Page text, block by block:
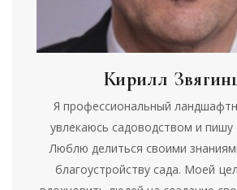
Кирилл
Я профессиональный
увлекаюсь садоводством и
Люблю делиться своими
благоустройству сада. Моей